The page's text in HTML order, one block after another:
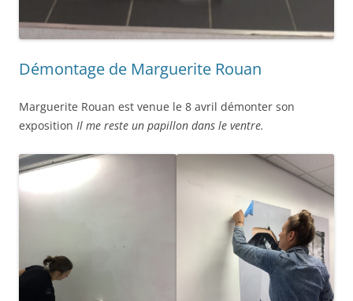
Démontage de Marguerite Rouan
Marguerite Rouan est venue le 8 avril démonter son
exposition Il me reste un papillon dans le ventre.